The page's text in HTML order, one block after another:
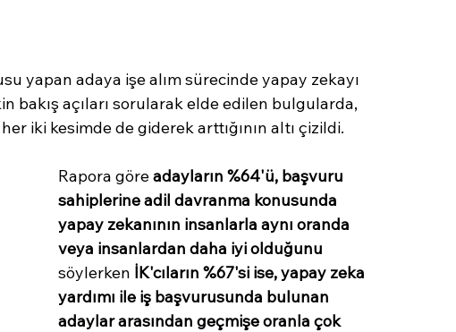
yapan adaya işe alım sürecinde yapay zekayı
bakış açıları sorularak elde edilen bulgularda,
iki kesimde de giderek arttığının altı çizildi.
Rapora göre adayların %64'ü, başvuru
sahiplerine adil davranma konusunda
yapay zekanının insanlarla aynı oranda
veya insanlardan daha iyi olduğunu
söylerken İK'cıların %67'si ise, yapay zeka
yardımı ile iş başvurusunda bulunan
adaylar arasından geçmişe oranla çok